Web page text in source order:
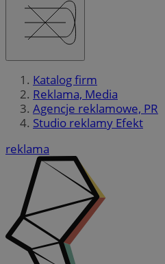
Katalog firm
Reklama, Media
Agencje reklamowe, PR
Studio reklamy Efekt
reklama